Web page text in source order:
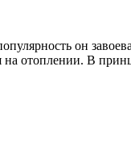
он
отоплении. В